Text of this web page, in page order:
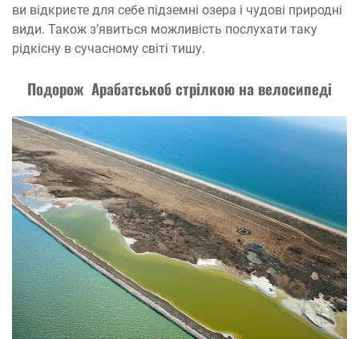
ви відкриєте для себе підземні озера і чудові природні
види. Також з’явиться можливість послухати таку
рідкісну в сучасному світі тишу.
Подорож Арабатськоб стрілкою на велосипеді